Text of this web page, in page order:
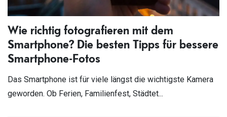
Wie richtig fotografieren mit dem
Smartphone? Die besten Tipps für bessere
Smartphone-Fotos
Das Smartphone ist für viele längst die wichtigste Kamera
geworden. Ob Ferien, Familienfest, Städtet...